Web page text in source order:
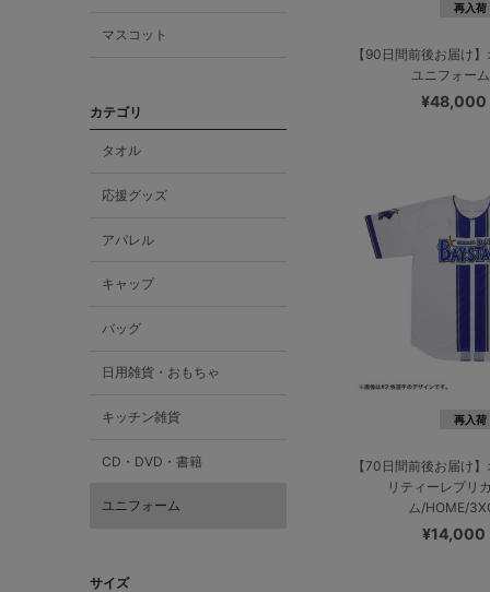
マスコット
カテゴリ
タオル
応援グッズ
アパレル
キャップ
バッグ
日用雑貨・おもちゃ
キッチン雑貨
CD・DVD・書籍
ユニフォーム
サイズ
再入荷
【90日間前後お届け
ユニフォー
¥48,000
再入荷
【70日間前後お届け
リティーレプリ
ム/HOME/
¥14,000